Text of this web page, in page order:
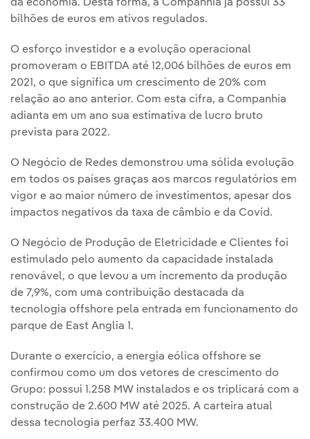
da economia. Desta forma, a Companhia já possui 33
bilhões de euros em ativos regulados.
O esforço investidor e a evolução operacional
promoveram o EBITDA até 12,006 bilhões de euros em
2021, o que significa um crescimento de 20% com
relação ao ano anterior. Com esta cifra, a Companhia
adianta em um ano sua estimativa de lucro bruto
prevista para 2022.
O Negócio de Redes demonstrou uma sólida evolução
em todos os países graças aos marcos regulatórios em
vigor e ao maior número de investimentos, apesar dos
impactos negativos da taxa de câmbio e da Covid.
O Negócio de Produção de Eletricidade e Clientes foi
estimulado pelo aumento da capacidade instalada
renovável, o que levou a um incremento da produção
de 7,9%, com uma contribuição destacada da
tecnologia offshore pela entrada em funcionamento do
parque de East Anglia 1.
Durante o exercício, a energia eólica offshore se
confirmou como um dos vetores de crescimento do
Grupo: possui 1.258 MW instalados e os triplicará com a
construção de 2.600 MW até 2025. A carteira atual
dessa tecnologia perfaz 33.400 MW.